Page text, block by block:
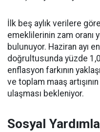
İlk beş aylık verilere
emeklilerinin zam oranı
bulunuyor. Haziran ayı
doğrultusunda yüzde
enflasyon farkının
ve toplam maaş
ulaşması bekleniyor.
Sosyal